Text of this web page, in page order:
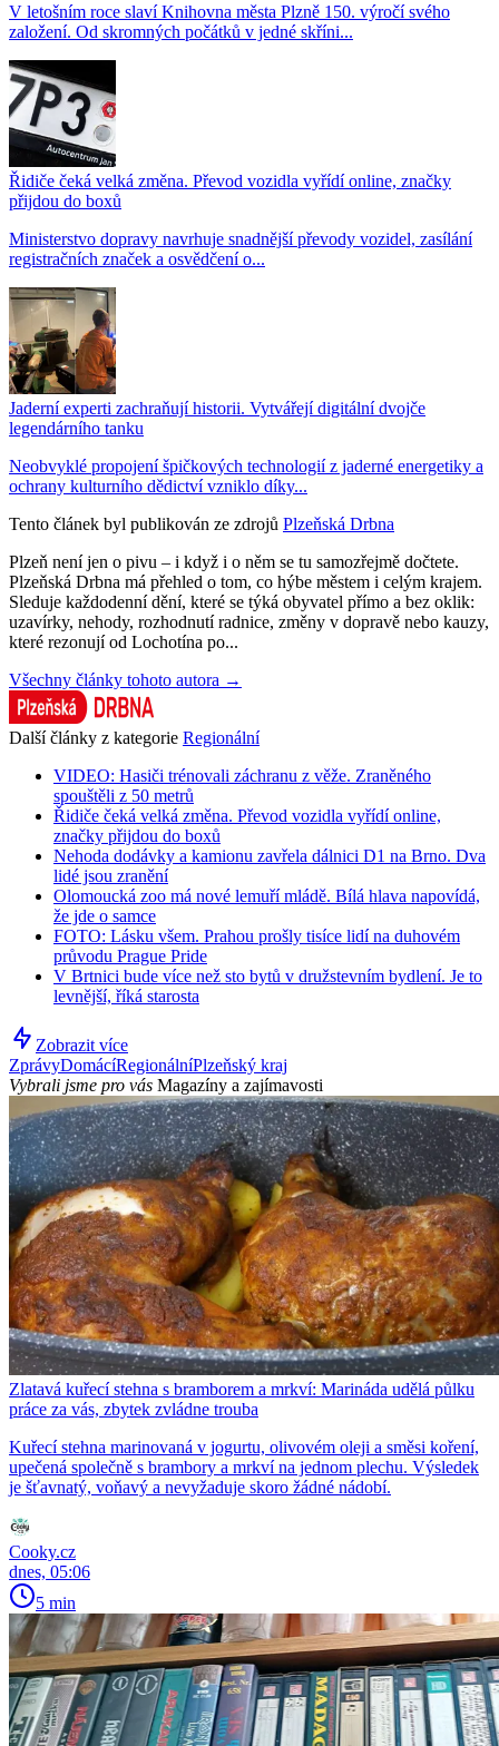
V letošním roce slaví Knihovna města Plzně 150. výročí svého
založení. Od skromných počátků v jedné skříni...
Řidiče čeká velká změna. Převod vozidla vyřídí online, značky
přijdou do boxů
Ministerstvo dopravy navrhuje snadnější převody vozidel, zasílání
registračních značek a osvědčení o...
Jaderní experti zachraňují historii. Vytvářejí digitální dvojče
legendárního tanku
Neobvyklé propojení špičkových technologií z jaderné energetiky a
ochrany kulturního dědictví vzniklo díky...
Tento článek byl publikován ze zdrojů Plzeňská Drbna
Plzeň není jen o pivu – i když i o něm se tu samozřejmě dočtete.
Plzeňská Drbna má přehled o tom, co hýbe městem i celým krajem.
Sleduje každodenní dění, které se týká obyvatel přímo a bez oklik:
uzavírky, nehody, rozhodnutí radnice, změny v dopravě nebo kauzy,
které rezonují od Lochotína po...
Všechny články tohoto autora →
Další články z kategorie Regionální
VIDEO: Hasiči trénovali záchranu z věže. Zraněného
spouštěli z 50 metrů
Řidiče čeká velká změna. Převod vozidla vyřídí online,
značky přijdou do boxů
Nehoda dodávky a kamionu zavřela dálnici D1 na Brno. Dva
lidé jsou zranění
Olomoucká zoo má nové lemuří mládě. Bílá hlava napovídá,
že jde o samce
FOTO: Lásku všem. Prahou prošly tisíce lidí na duhovém
průvodu Prague Pride
V Brtnici bude více než sto bytů v družstevním bydlení. Je to
levnější, říká starosta
Zobrazit více
ZprávyDomácíRegionálníPlzeňský kraj
Vybrali jsme pro vás Magazíny a zajímavosti
Zlatavá kuřecí stehna s bramborem a mrkví: Marináda udělá půlku
práce za vás, zbytek zvládne trouba
Kuřecí stehna marinovaná v jogurtu, olivovém oleji a směsi koření,
upečená společně s brambory a mrkví na jednom plechu. Výsledek
je šťavnatý, voňavý a nevyžaduje skoro žádné nádobí.
Cooky.cz
dnes, 05:06
5 min